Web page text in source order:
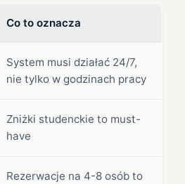
Co to oznacza
System musi działać 24/7,
nie tylko w godzinach pracy
Zniżki studenckie to must-
have
Rezerwacje na 4-8 osób to